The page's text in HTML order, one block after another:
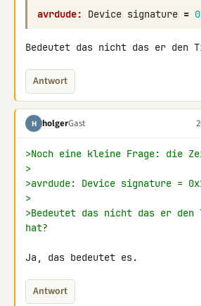
avrdude: Device signature =
Bedeutet das nicht das er den
Antwort
H holgerGast
>Noch eine kleine Frage: die
>
>avrdude: Device signature =
>
>Bedeutet das nicht das er den
hat?
Ja, das bedeutet es.
Antwort